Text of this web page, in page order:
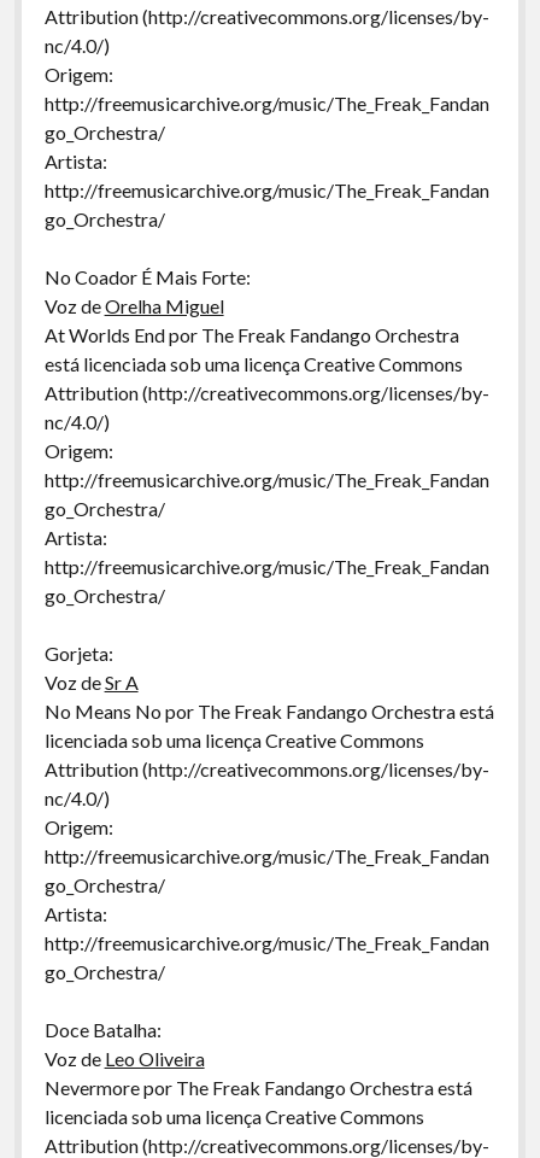
Attribution (http://creativecommons.org/licenses/by-
nc/4.0/)
Origem:
http://freemusicarchive.org/music/The_Freak_Fandan
go_Orchestra/
Artista:
http://freemusicarchive.org/music/The_Freak_Fandan
go_Orchestra/
No Coador É Mais Forte:
Voz deOrelha Miguel
At Worlds End por The Freak Fandango Orchestra
está licenciada sob uma licença Creative Commons
Attribution (http://creativecommons.org/licenses/by-
nc/4.0/)
Origem:
http://freemusicarchive.org/music/The_Freak_Fandan
go_Orchestra/
Artista:
http://freemusicarchive.org/music/The_Freak_Fandan
go_Orchestra/
Gorjeta:
Voz deSr A
No Means No por The Freak Fandango Orchestra está
licenciada sob uma licença Creative Commons
Attribution (http://creativecommons.org/licenses/by-
nc/4.0/)
Origem:
http://freemusicarchive.org/music/The_Freak_Fandan
go_Orchestra/
Artista:
http://freemusicarchive.org/music/The_Freak_Fandan
go_Orchestra/
Doce Batalha:
Voz de Leo Oliveira
Nevermore por The Freak Fandango Orchestra está
licenciada sob uma licença Creative Commons
Attribution (http://creativecommons.org/licenses/by-